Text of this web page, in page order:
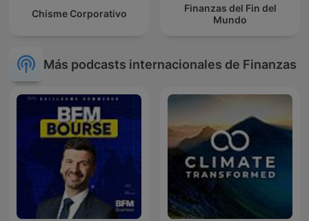
Chisme Corporativo
Finanzas del Fin del
Mundo
Más podcasts internacionales de Finanzas